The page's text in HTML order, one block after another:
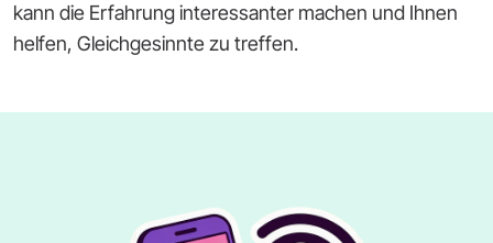
kann die Erfahrung interessanter machen und Ihnen
helfen, Gleichgesinnte zu treffen.